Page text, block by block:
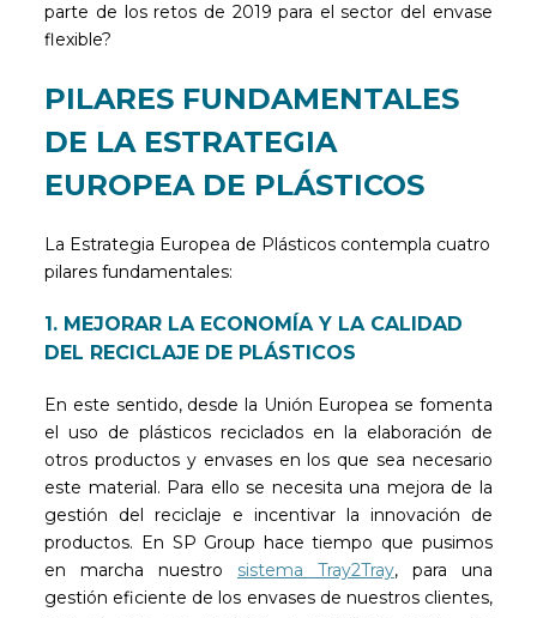
parte de los retos de 2019 para el sector del envase
flexible?
PILARES FUNDAMENTALES
DE LA ESTRATEGIA
EUROPEA DE PLÁSTICOS
La Estrategia Europea de Plásticos contempla cuatro
pilares fundamentales:
1. MEJORAR LA ECONOMÍA Y LA CALIDAD
DEL RECICLAJE DE PLÁSTICOS
En este sentido, desde la Unión Europea se fomenta
el uso de plásticos reciclados en la elaboración de
otros productos y envases en los que sea necesario
este material. Para ello se necesita una mejora de la
gestión del reciclaje e incentivar la innovación de
productos. En SP Group hace tiempo que pusimos
en marcha nuestro sistema Tray2Tray, para una
gestión eficiente de los envases de nuestros clientes,